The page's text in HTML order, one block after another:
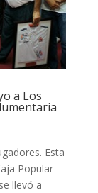
a Los
Esta
Popular
llevó a